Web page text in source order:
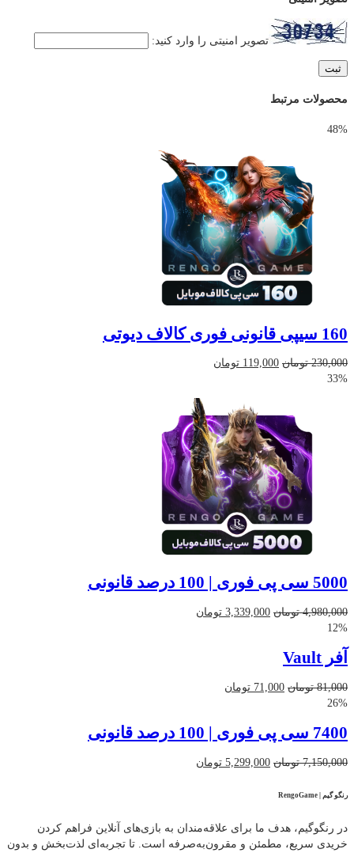
تصویر امنیتی را وارد کنید:
محصولات مرتبط
48%
160 سیپی قانونی فوری کالاف دیوتی
230,000 تومان قیمت
119,000 تومان
است.
33%
5000 سی پی فوری | 100 درصد قانونی
4,980,000 تومان قیمت
3,339,000 تومان
12%
آفر Vault
81,000 تومان 71,000 تومان
26%
7400 سی پی فوری | 100 درصد قانونی
7,150,000 تومان قیمت
5,299,000 تومان
رنگو گیم | RengoGame
در رنگوگیم، هدف ما برای علاقه‌مندان به بازی‌های آنلاین فراهم کردن
خریدی سریع، مطمئن و مقرون‌به‌صرفه است. تا تجربه‌ای لذت‌بخش و بدون